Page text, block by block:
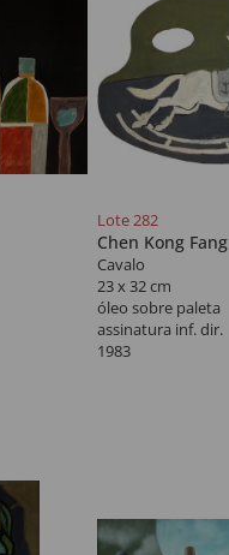
Lote 282
Chen Kong Fang
Cavalo
23 x 32 cm
óleo sobre paleta
assinatura inf. dir.
1983